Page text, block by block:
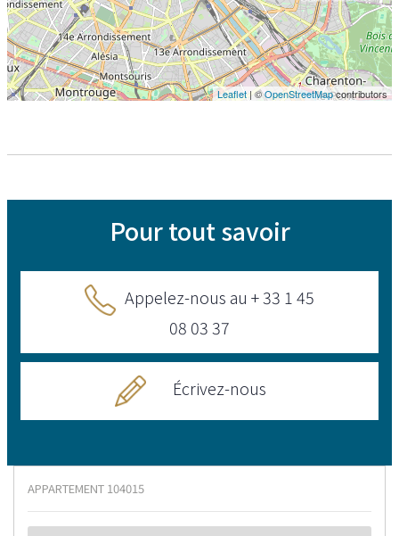
Leaflet| ©OpenStreetMapcontributors
Pour tout savoir
Écrivez-nous
Appelez-nous au + 33 1 45
08 03 37
APPARTEMENT 104015